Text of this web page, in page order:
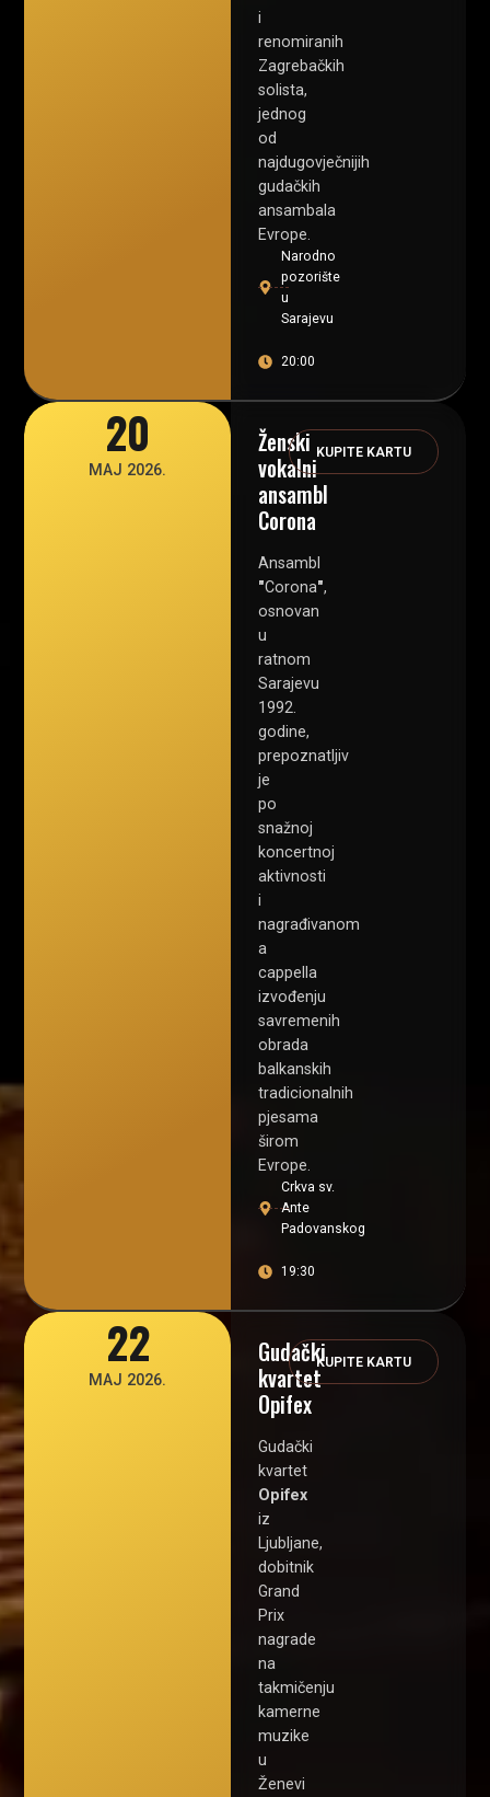
i
renomiranih
Zagrebačkih
solista,
jednog
od
najdugovječnijih
gudačkih
ansambala
Evrope.
Narodno
pozorište
u
Sarajevu
20:00
20
MAJ 2026.
Ženski
vokalni
ansambl
Corona
Ansambl
"Corona",
osnovan
u
ratnom
Sarajevu
1992.
godine,
prepoznatljiv
je
po
snažnoj
koncertnoj
aktivnosti
i
nagrađivanom
a
cappella
izvođenju
savremenih
obrada
balkanskih
tradicionalnih
pjesama
širom
Evrope.
Crkva sv.
Ante
Padovanskog
19:30
KUPITE KARTU
22
MAJ 2026.
Gudački
kvartet
Opifex
Gudački
kvartet
Opifex
iz
Ljubljane,
dobitnik
Grand
Prix
nagrade
na
takmičenju
kamerne
muzike
u
Ženevi
KUPITE KARTU